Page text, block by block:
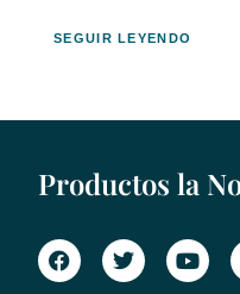
SEGUIR LEYENDO
Productos la